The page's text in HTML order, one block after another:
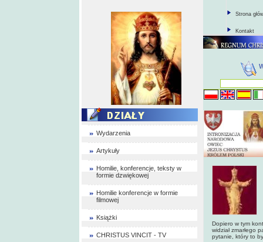
Wydarzenia
Artykuły
Homilie, konferencje, teksty w
formie dzwiękowej
Homilie konferencje w formie
filmowej
Książki
CHRISTUS VINCIT - TV
Strona
Kontakt
Dopiero w tym
widział zmarłego
pytanie, który to